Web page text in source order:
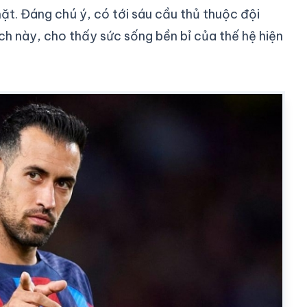
Đáng chú ý, có tới sáu cầu thủ thuộc đội
này, cho thấy sức sống bền bỉ của thế hệ hiện